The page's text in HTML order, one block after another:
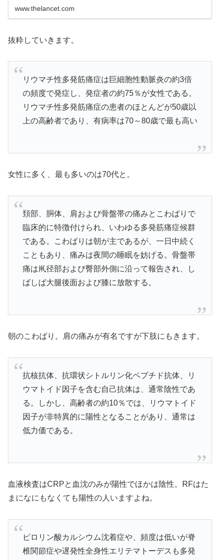
www.thelancet.com
抜粋していきます。
リウマチ性多発筋痛症は巨細胞性動脈炎の約3倍
の頻度で発症し、発症者の約75％が女性である。
リウマチ性多発筋痛症の患者のほとんどが50歳以
上の高齢者であり、有病率は70～80歳で最も高い
女性に多く、最も多いのは70代と。
頚部、胴体、肩および骨盤帯の痛みとこわばりで
臨床的に特徴付けられ、いわゆる多発筋痛症候群
である。こわばりは朝が主であるが、一日中続く
こともあり、痛みは夜間の睡眠を妨げる。骨盤帯
痛は鼡径部および臀部外側に沿って報告され、し
ばしば大腿後面および膝に放散する。
朝のこわばり。肩の痛みが有名ですが下肢にもきます。
抗核抗体、抗環状シトルリン化ペプチド抗体、リ
ウマトイド因子を含む自己抗体は、通常陰性であ
る。しかし、高齢者の約10％では、リウマトイド
因子が非特異的に陽性となることがあり、通常は
低力価である。
血液検査はCRPと血沈のみが陽性でほかは陰性。RFはた
まになにもなくても陽性の人いますよね。
ピロリン酸カルシウム沈着症や、頻度は低いが脊
椎関節症や遅発性全身性エリテマトーデスも多発